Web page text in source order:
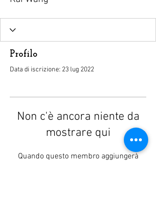
Profilo
Data di iscrizione: 23 lug 2022
Non c'è ancora niente da
mostrare qui
Quando questo membro aggiungerà